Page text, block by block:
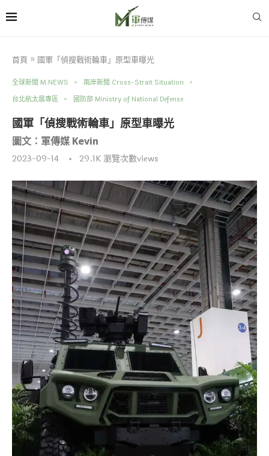
首頁 » 國軍「偵搜戰術輪車」原型車曝光
全球新聞 M.NEWS
兩岸新聞 Cross-Strait Situation
台北航太展專區
國防部 Ministry of National Defense
國軍「偵搜戰術輪車」原型車曝光
圖文：軍傳媒 Kevin
2023-09-14 29.1K瀏覽次數views